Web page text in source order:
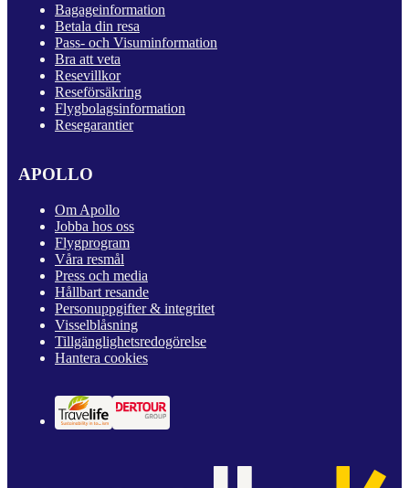
Bagageinformation
Betala din resa
Pass- och Visuminformation
Bra att veta
Resevillkor
Reseförsäkring
Flygbolagsinformation
Resegarantier
APOLLO
Om Apollo
Jobba hos oss
Flygprogram
Våra resmål
Press och media
Hållbart resande
Personuppgifter & integritet
Visselblåsning
Tillgänglighetsredogörelse
Hantera cookies